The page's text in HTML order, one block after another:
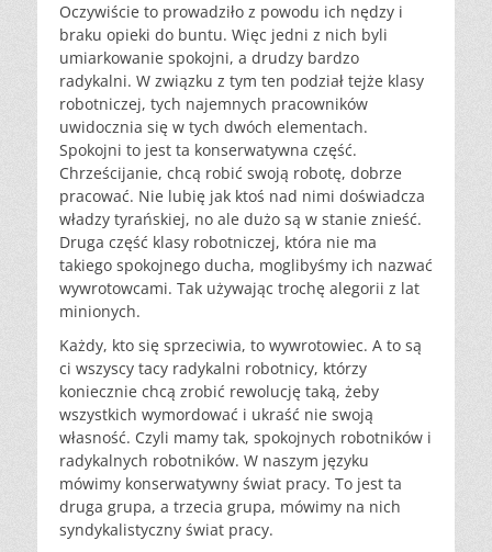
Oczywiście to prowadziło z powodu ich nędzy i
braku opieki do buntu. Więc jedni z nich byli
umiarkowanie spokojni, a drudzy bardzo
radykalni. W związku z tym ten podział tejże klasy
robotniczej, tych najemnych pracowników
uwidocznia się w tych dwóch elementach.
Spokojni to jest ta konserwatywna część.
Chrześcijanie, chcą robić swoją robotę, dobrze
pracować. Nie lubię jak ktoś nad nimi doświadcza
władzy tyrańskiej, no ale dużo są w stanie znieść.
Druga część klasy robotniczej, która nie ma
takiego spokojnego ducha, moglibyśmy ich nazwać
wywrotowcami. Tak używając trochę alegorii z lat
minionych.
Każdy, kto się sprzeciwia, to wywrotowiec. A to są
ci wszyscy tacy radykalni robotnicy, którzy
koniecznie chcą zrobić rewolucję taką, żeby
wszystkich wymordować i ukraść nie swoją
własność. Czyli mamy tak, spokojnych robotników i
radykalnych robotników. W naszym języku
mówimy konserwatywny świat pracy. To jest ta
druga grupa, a trzecia grupa, mówimy na nich
syndykalistyczny świat pracy.